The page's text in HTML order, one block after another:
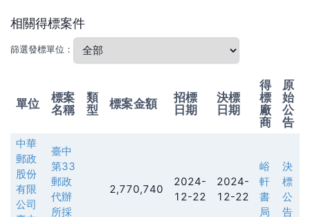
相關得標案件
篩選發標單位：
單位
標案
名稱
類
型
標案金額
招標
日期
決標
日期
得
標
廠
商
原
始
公
告
中華
郵政
股份
有限
公司
臺中
第33
郵政
代辦
所採
2,770,740
2024-
12-22
2024-
12-22
峪
軒
書
局
決
標
公
告